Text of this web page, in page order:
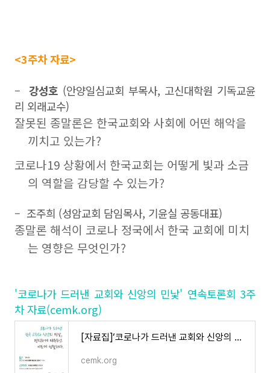
<3주차 자료>
– 강성호 (안양일심교회 부목사, 고신대학원 기독교윤
리 외래교수)
잘못된 종말론은 한국교회와 사회에 어떤 해악을
끼치고 있는가?
코로나19 상황에서 한국교회는 어떻게 빛과 소금
의 역할을 감당할 수 있는가?
– 조주희 (성암교회 담임목사, 기윤실 공동대표)
종말론 해석이 코로나 정국에서 한국 교회에 미치
는 영향은 무엇인가?
'코로나가 드러낸 교회와 신앙의 민낯' 연속토론회 3주
차 자료(cemk.org)
[자료집]‘코로나가 드러낸 교회와 신앙의 민낯’ 연속토론회 3주차
cemk.org